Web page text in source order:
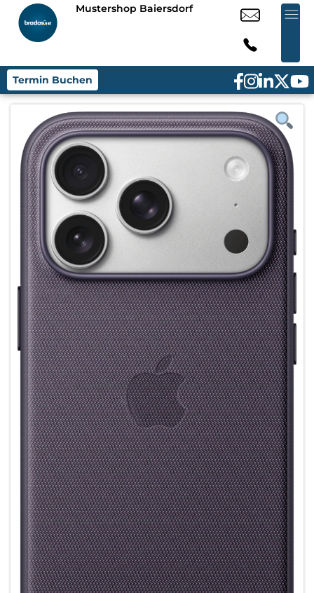
Mustershop Baiersdorf
Termin Buchen